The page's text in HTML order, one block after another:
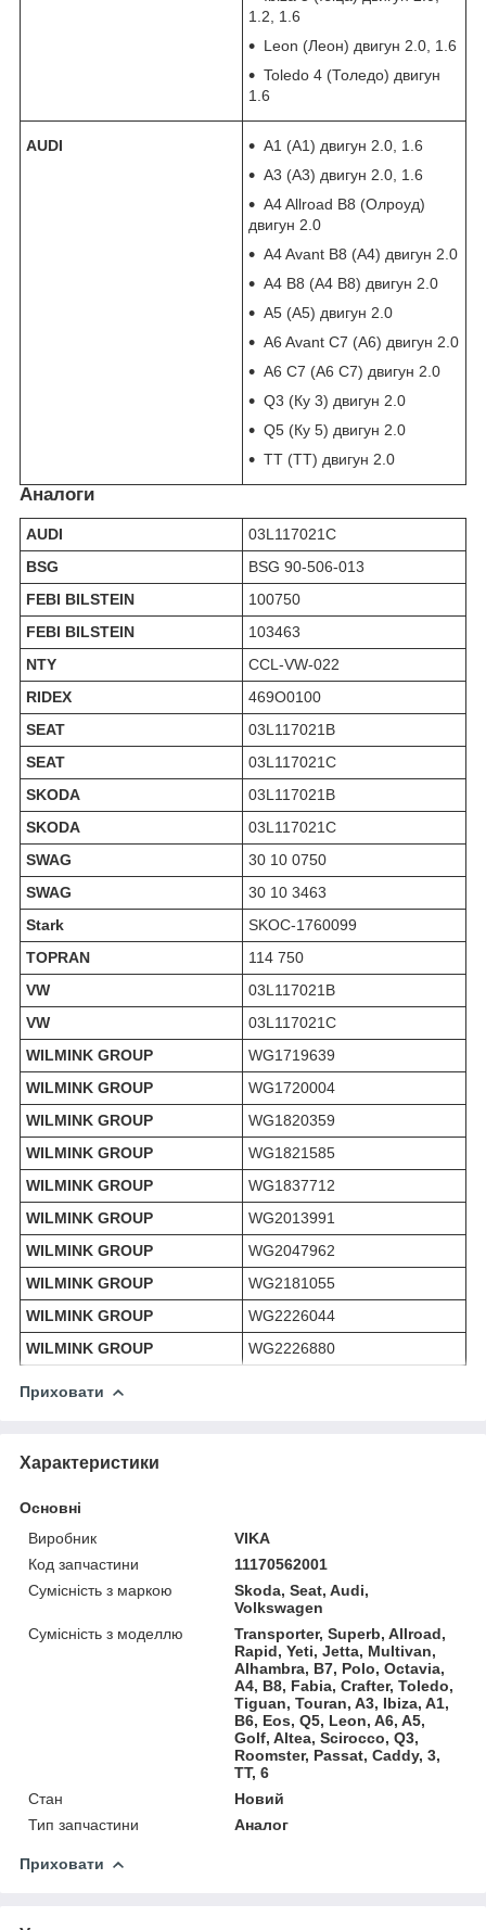
1.2, 1.6
Leon (Леон) двигун 2.0, 1.6
Toledo 4 (Толедо) двигун
1.6
AUDI
A1 (А1) двигун 2.0, 1.6
A3 (А3) двигун 2.0, 1.6
A4 Allroad B8 (Олроуд)
двигун 2.0
A4 Avant B8 (А4) двигун 2.0
A4 B8 (А4 В8) двигун 2.0
A5 (А5) двигун 2.0
A6 Avant C7 (А6) двигун 2.0
A6 C7 (А6 С7) двигун 2.0
Q3 (Ку 3) двигун 2.0
Q5 (Ку 5) двигун 2.0
TT (ТТ) двигун 2.0
Аналоги
AUDI
03L117021C
BSG
BSG 90-506-013
FEBI BILSTEIN
100750
FEBI BILSTEIN
103463
NTY
CCL-VW-022
RIDEX
469O0100
SEAT
03L117021B
SEAT
03L117021C
SKODA
03L117021B
SKODA
03L117021C
SWAG
30 10 0750
SWAG
30 10 3463
Stark
SKOC-1760099
TOPRAN
114 750
VW
03L117021B
VW
03L117021C
WILMINK GROUP
WG1719639
WILMINK GROUP
WG1720004
WILMINK GROUP
WG1820359
WILMINK GROUP
WG1821585
WILMINK GROUP
WG1837712
WILMINK GROUP
WG2013991
WILMINK GROUP
WG2047962
WILMINK GROUP
WG2181055
WILMINK GROUP
WG2226044
WILMINK GROUP
WG2226880
Приховати
Характеристики
Основні
Виробник
VIKA
Код запчастини
11170562001
Сумісність з маркою
Skoda, Seat, Audi,
Volkswagen
Сумісність з моделлю
Transporter, Superb, Allroad,
Rapid, Yeti, Jetta, Multivan,
Alhambra, B7, Polo, Octavia,
A4, B8, Fabia, Crafter, Toledo,
Tiguan, Touran, A3, Ibiza, A1,
B6, Eos, Q5, Leon, A6, A5,
Golf, Altea, Scirocco, Q3,
Roomster, Passat, Caddy, 3,
TT, 6
Стан
Новий
Тип запчастини
Аналог
Приховати